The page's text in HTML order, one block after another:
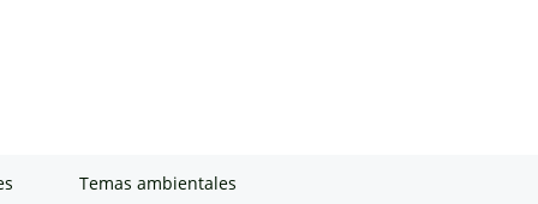
Temas ambientales